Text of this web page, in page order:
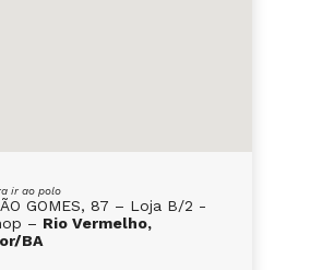
ir ao polo
GOMES, 87 – Loja B/2 -
– Rio Vermelho,
BA